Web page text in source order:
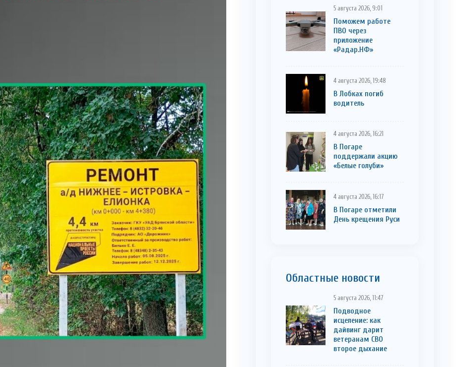
5 августа 2026, 9:01
Поможем работе
ПВО через
приложение
«Радар.НФ»
4 августа 2026, 19:48
В Лобках погиб
водитель
4 августа 2026, 16:21
В Погаре
поддержали акцию
«Белые голуби»
4 августа 2026, 16:17
В Погаре отметили
День крещения Руси
Областные новости
5 августа 2026, 11:47
Подводное
исцеление: как
дайвинг дарит
ветеранам СВО
второе дыхание